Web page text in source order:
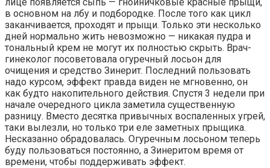
в основном на лбу и подбородке. После того как цикл
заканчивается, проходят и прыщи. Только эти несколько
дней нормально жить невозможно — никакая пудра и
тональный крем не могут их полностью скрыть. Врач-
гинеколог посоветовала огуречный лосьон для
очищения и средство Зинерит. Последний пользовать
надо курсом, эффект правда виден не мгновенно, он
как будто накопительного действия. Спустя 3 недели при
начале очередного цикла заметила существенную
разницу. Вместо десятка привычных воспаленных угрей,
таки вылезли, но только три еле заметных прыщика.
Несказанно обрадовалась. Огуречным лосьоном теперь
буду пользоваться постоянно, а Зинеритом время от
времени, чтобы поддерживать эффект.